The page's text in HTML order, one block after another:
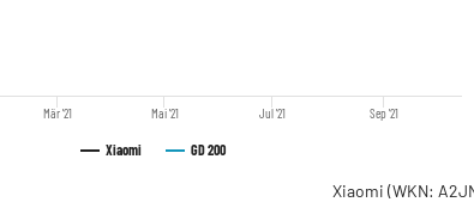
Xiaomi GD 200
Mär '21 Mai '21 Jul '21 Sep '21
Xiaomi (WKN: